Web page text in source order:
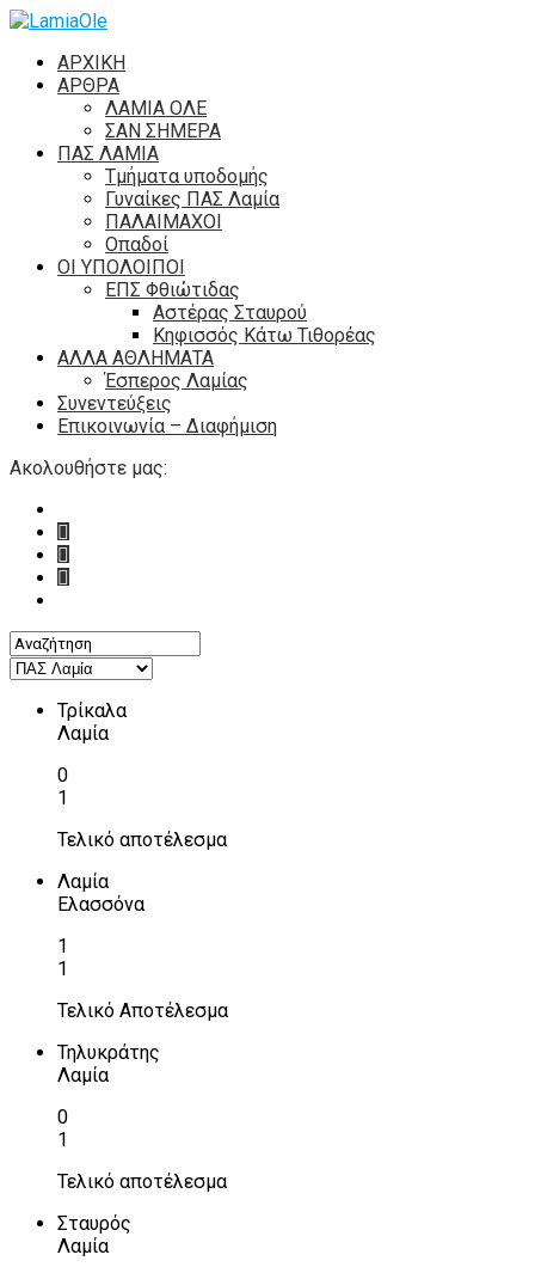
ΑΡΧΙΚΗ
ΑΡΘΡΑ
ΛΑΜΙΑ ΟΛΕ
ΣΑΝ ΣΗΜΕΡΑ
ΠΑΣ ΛΑΜΙΑ
Τμήματα υποδομής
Γυναίκες ΠΑΣ Λαμία
ΠΑΛΑΙΜΑΧΟΙ
Οπαδοί
ΟΙ ΥΠΟΛΟΙΠΟΙ
ΕΠΣ Φθιώτιδας
Αστέρας Σταυρού
Κηφισσός Κάτω Τιθορέας
ΑΛΛΑ ΑΘΛΗΜΑΤΑ
Έσπερος Λαμίας
Συνεντεύξεις
Επικοινωνία – Διαφήμιση
Ακολουθήστε μας:
Τρίκαλα
Λαμία
0
1
Τελικό αποτέλεσμα
Λαμία
Ελασσόνα
1
1
Τελικό Αποτέλεσμα
Τηλυκράτης
Λαμία
0
1
Τελικό αποτέλεσμα
Σταυρός
Λαμία